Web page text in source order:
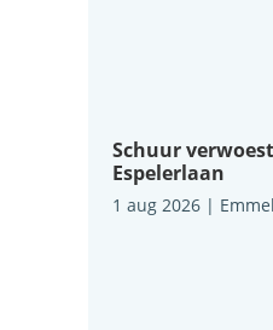
Schuur
Espelerlaan
1 aug 2026|